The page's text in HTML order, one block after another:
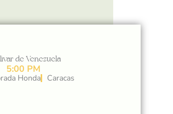
de Venezuela
5:00 PM
Honda
Caracas